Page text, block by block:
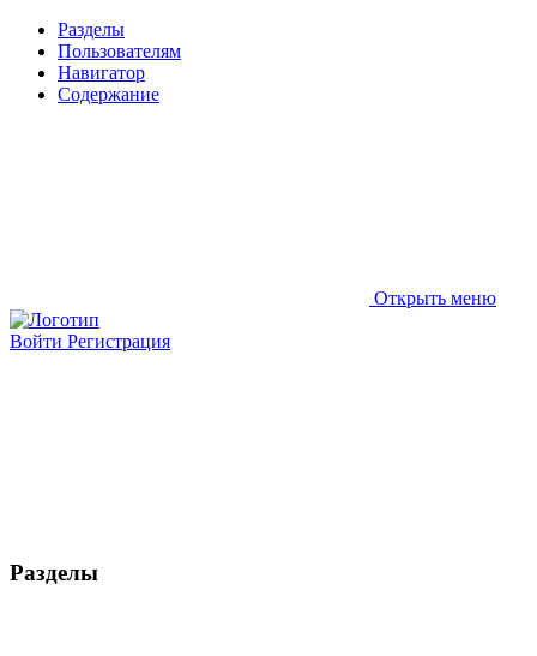
Разделы
Пользователям
Навигатор
Содержание
Открыть меню
Войти Регистрация
Разделы